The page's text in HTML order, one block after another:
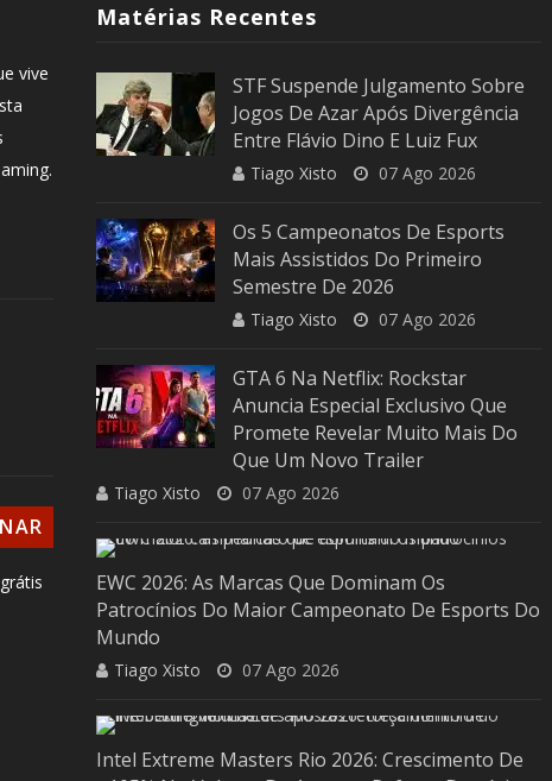
vive
Matérias Recentes
STF Suspende Julgamento Sobre
Jogos De Azar Após Divergência
Entre Flávio Dino E Luiz Fux
Tiago Xisto 07 Ago 2026
Os 5 Campeonatos De Esports
Mais Assistidos Do Primeiro
Semestre De 2026
Tiago Xisto 07 Ago 2026
GTA 6 Na Netflix: Rockstar
Anuncia Especial Exclusivo Que
Promete Revelar Muito Mais Do
Que Um Novo Trailer
Tiago Xisto 07 Ago 2026
EWC 2026: As Marcas Que Dominam Os
Patrocínios Do Maior Campeonato De Esports Do
Mundo
Tiago Xisto 07 Ago 2026
Intel Extreme Masters Rio 2026: Crescimento De
Na
A NOVA PARCERIA DA RIOT GAMES
BRASIL COM O CENÁRIO
UNIVERSITÁRIO